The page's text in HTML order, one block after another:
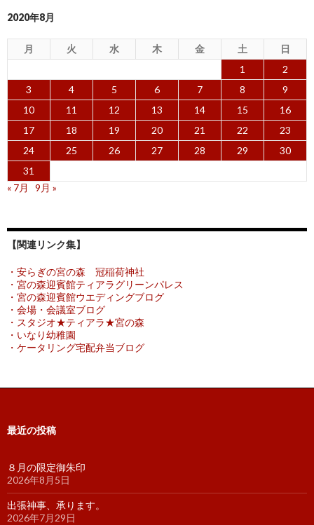
2020年8月
月 火 水 木 金 土
日
1
2
3
4 5 6 7 8
9
10
11 12 13 14 15
16
17
18 19 20 21 22
23
24
25 26 27 28 29
30
31
« 7月
9月 »
【関連リンク集】
・安らぎの宮の森 冠稲荷神社
・宮の森迎賓館ティアラグリーンパレス
・宮の森迎賓館ウエディングブログ
・会場・会議室ブログ
・スタジオ★ティアラ★宮の森
・いなり幼稚園
・ケータリング宅配弁当ブログ
最近の投稿
８月の限定御朱印
2026年8月5日
出張神事、承ります。
2026年7月29日